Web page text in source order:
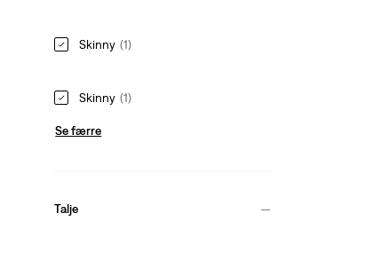
Skinny (1)
Skinny (1)
Se færre
Talje